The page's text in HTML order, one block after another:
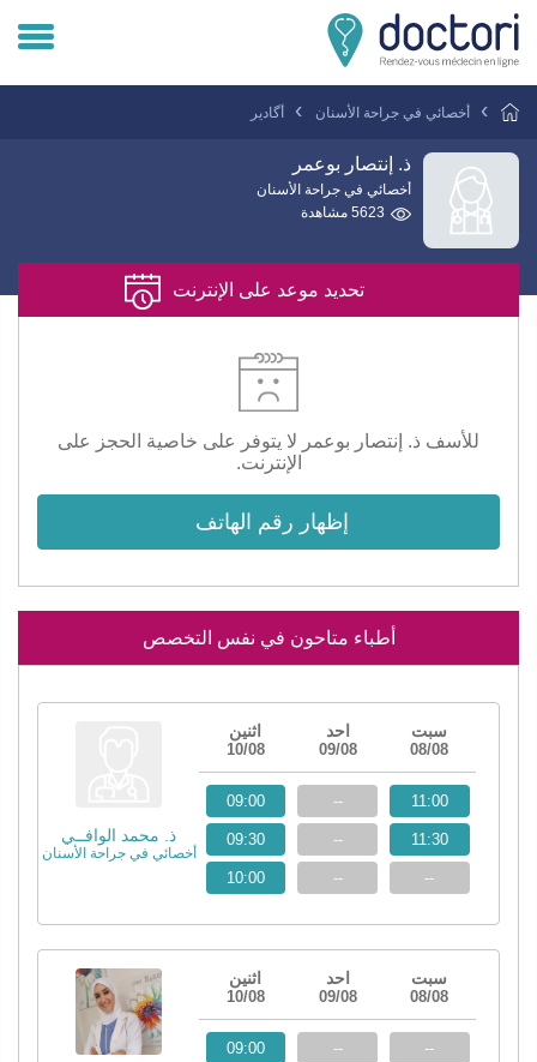
تسجيل دخول المريض
تسجيل دخول الطبيب
أخصائي في جراحة الأسنان أگادير
ذ. إنتصار بوعمر
أخصائي في جراحة الأسنان
5623 مشاهدة
تحديد موعد على الإنترنت
للأسف ذ. إنتصار بوعمر لا يتوفر على خاصية الحجز على
الإنترنت.
إظهار رقم الهاتف
أطباء متاحون في نفس التخصص
ذ. محمد الوافــي
أخصائي في جراحة الأسنان
سبت
08/08
احد
09/08
اثنين
10/08
11:00
11:30
--
--
--
--
09:00
09:30
10:00
سبت
08/08
احد
09/08
اثنين
10/08
--
--
09:00